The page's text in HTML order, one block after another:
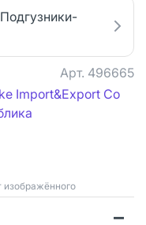
Арт. 496665
Import&Export Co
изображённого